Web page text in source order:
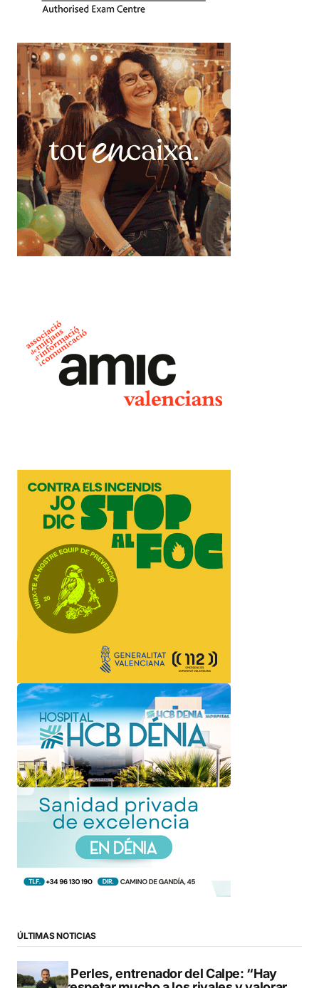
ÚLTIMAS NOTICIAS
Pere Perles, entrenador del Calpe: “Hay